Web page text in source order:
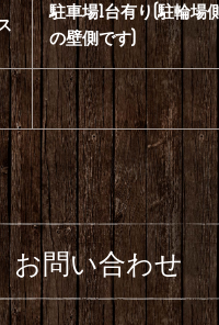
駐車場1台有り(駐輪場
の壁側です)
お問い合わせ